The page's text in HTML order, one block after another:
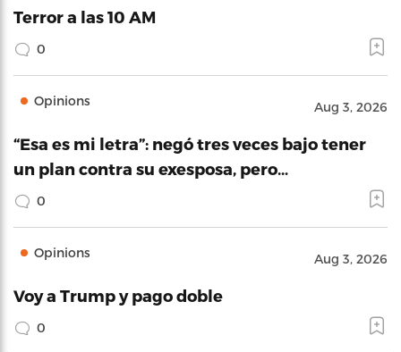
Terror a las 10 AM
0
Opinions Aug 3, 2026
“Esa es mi letra”: negó tres veces bajo tener
un plan contra su exesposa, pero…
0
Opinions Aug 3, 2026
Voy a Trump y pago doble
0